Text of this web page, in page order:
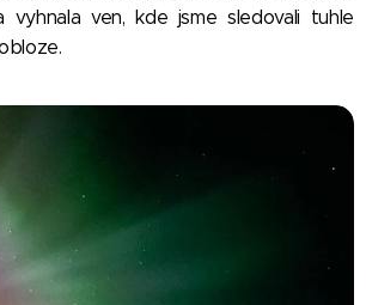
ven, kde jsme sledovali tuhle